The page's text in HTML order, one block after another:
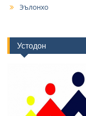
Эълонхо
Устодон